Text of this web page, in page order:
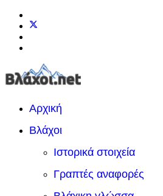
Αρχική
Βλάχοι
Ιστορικά στοιχεία
Γραπτές αναφορές